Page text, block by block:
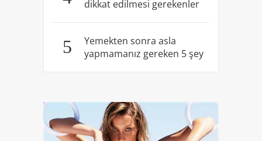
dikkat edilmesi gerekenler
5
Yemekten sonra asla
yapmamanız gereken 5 şey